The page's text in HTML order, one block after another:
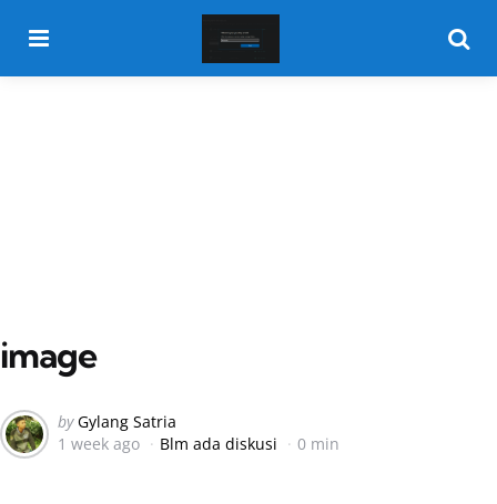
image
Posted
by
by Gylang Satria
1 week ago
Blm ada diskusi 0 min